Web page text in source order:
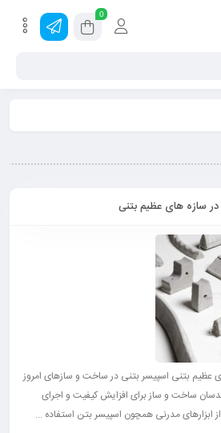
0
سازه های عظیم بتنی
عظیم بتنی اسپیسر بتنی در ساخت و سازهای امروز
ساخت و ساز برای افزایش کیفیت و اجرای
ابزارهای مدرنی همچون اسپیسر بتن استفاده ...